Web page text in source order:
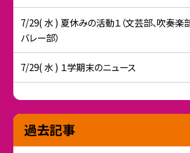
7/29( 水 ) 夏休みの活動１（文芸部、吹奏楽部
バレー部）
7/29( 水 ) １学期末のニュース
過去記事